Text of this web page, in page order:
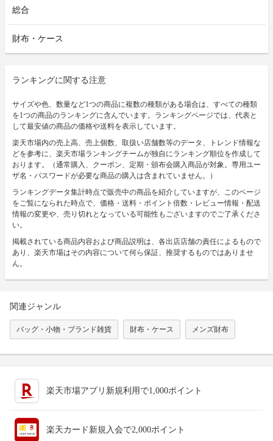
総合
財布・ケース
ランキングに関する注意
サイズや色、数量など1つの商品に複数の種類がある場合は、すべての種類
を1つの商品のランキングに含んでいます。ランキングページでは、代表と
して最安値の商品の価格や送料を表示しています。
楽天市場内の売上高、売上個数、取扱い店舗数等のデータ、トレンド情報な
どを参考に、楽天市場ランキングチームが独自にランキング順位を作成して
おります。（通常購入、クーポン、定期・頒布会購入商品が対象。専用ユー
ザ名・パスワードが必要な商品の購入は含まれていません。）
ランキングデータ集計時点で販売中の商品を紹介していますが、このページ
をご覧になられた時点で、価格・送料・ポイント倍数・レビュー情報・配送
情報の変更や、売り切れとなっている可能性もございますのでご了承くださ
い。
掲載されている商品内容および商品説明は、各出店店舗の責任によるもので
あり、楽天市場はその内容について何ら保証、推奨するものではありませ
ん。
関連ジャンル
バッグ・小物・ブランド雑貨 財布・ケース メンズ財布
楽天市場アプリ新規利用で1,000ポイント
楽天カード新規入会で2,000ポイント